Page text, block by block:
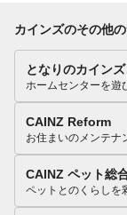
カインズのその他
となりのカイン
ホームセンターを遊
CAINZ Reform
お住まいのメンテナ
CAINZ ペット総
ペットとのくらしを